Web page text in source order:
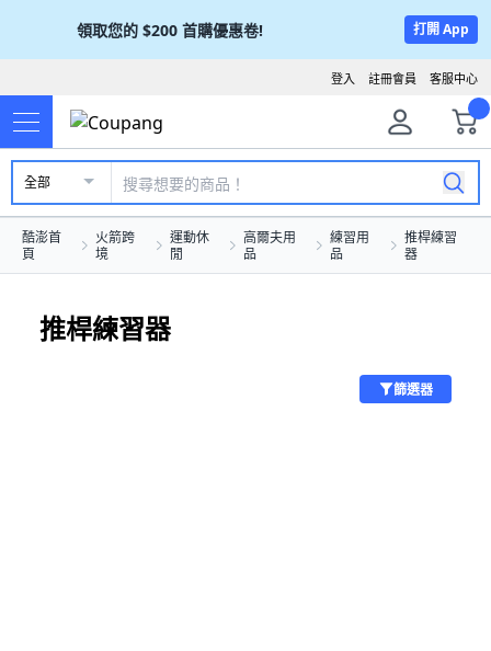
領取您的 $200 首購優惠卷! 打開 App
客服中心
註冊會員
登入
全部
酷澎首
頁
火箭跨
境
運動休
閒
高爾夫用
品
練習用
品
推桿練習
器
推桿練習器
篩選器